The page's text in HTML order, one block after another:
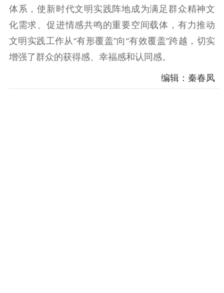
体系，使新时代文明实践阵地成为满足群众精神文
化需求、促进情感共鸣的重要空间载体，有力推动
文明实践工作从“有形覆盖”向“有效覆盖”跨越，切实
增强了群众的获得感、幸福感和认同感。
编辑：秦春凤